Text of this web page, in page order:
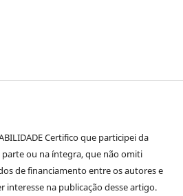
Certifico que participei da
ou na íntegra, que não omiti
de financiamento entre os autores e
interesse na publicação desse artigo.